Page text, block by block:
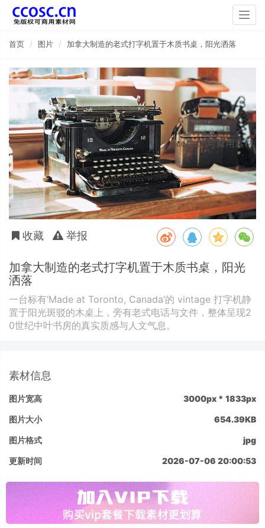
首页 图片 加拿大制造的老式打字机置于木质书桌，阳光洒落
收藏 举报
加拿大制造的老式打字机置于木质书桌，阳光
洒落
一台标有‘Made at Toronto, Canada’的 vintage 打字机静
置于阳光斑驳的木桌上，旁有老式电话与文件，整体呈现2
0世纪中叶书房的真实质感与人文气息。
素材信息
图片宽高 3000px * 1833px
图片大小 654.39KB
图片格式 jpg
更新时间 2026-07-06 20:00:53